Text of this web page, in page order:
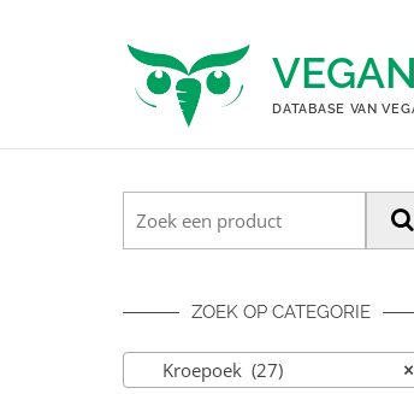
DATABASE VAN
ZOEK OP CATEGORIE
×
Kroepoek (27)